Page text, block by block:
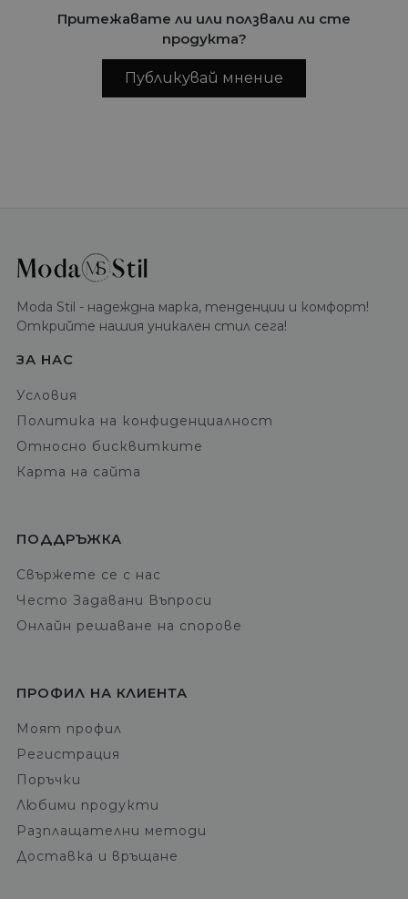
Притежавате ли или ползвали ли сте
продукта?
Публикувай мнение
Moda Stil - надеждна марка, тенденции и комфорт!
Открийте нашия уникален стил сега!
ЗА НАС
Условия
Политика на конфиденциалност
Относно бисквитките
Карта на сайта
ПОДДРЪЖКА
Свържете се с нас
Често Задавани Въпроси
Онлайн решаване на спорове
ПРОФИЛ НА КЛИЕНТА
Моят профил
Регистрация
Поръчки
Любими продукти
Разплащателни методи
Доставка и връщане